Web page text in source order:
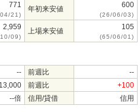
771
21)
年初来安値 600
(26/06/03)
2,959
09)
上場来安値 105
(65/06/01)
-- 前週比
--
前週比
+100
--倍 信用/貸借 信用